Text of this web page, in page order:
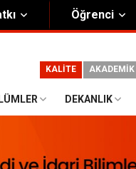
Öğrenci
KALİTE
DEKANLIK